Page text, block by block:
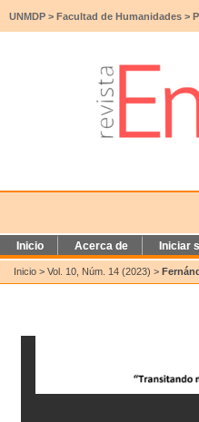
UNMDP > Facultad de Humanidades >
Inicio Acerca de Iniciar
Inicio > Vol. 10, Núm. 14 (2023) >